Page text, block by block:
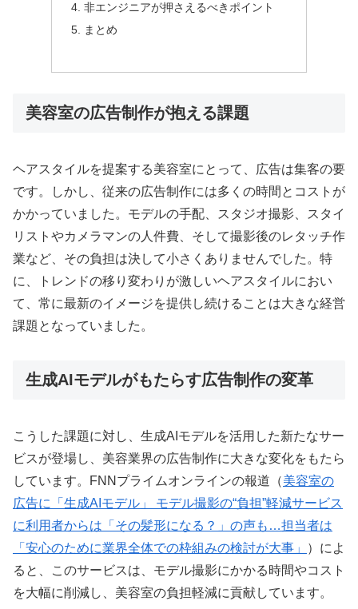
非エンジニアが押さえるべきポイント
まとめ
美容室の広告制作が抱える課題
ヘアスタイルを提案する美容室にとって、広告は集客の要
です。しかし、従来の広告制作には多くの時間とコストが
かかっていました。モデルの手配、スタジオ撮影、スタイ
リストやカメラマンの人件費、そして撮影後のレタッチ作
業など、その負担は決して小さくありませんでした。特
に、トレンドの移り変わりが激しいヘアスタイルにおい
て、常に最新のイメージを提供し続けることは大きな経営
課題となっていました。
生成AIモデルがもたらす広告制作の変革
こうした課題に対し、生成AIモデルを活用した新たなサー
ビスが登場し、美容業界の広告制作に大きな変化をもたら
しています。FNNプライムオンラインの報道（美容室の
広告に「生成AIモデル」 モデル撮影の“負担”軽減サービス
に利用者からは「その髪形になる？」の声も…担当者は
「安心のために業界全体での枠組みの検討が大事」
）によ
ると、このサービスは、モデル撮影にかかる時間やコスト
を大幅に削減し、美容室の負担軽減に貢献しています。